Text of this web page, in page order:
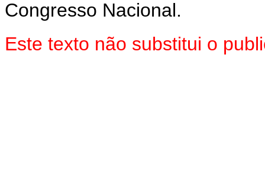
Congresso Nacional.
Este texto não substitui o